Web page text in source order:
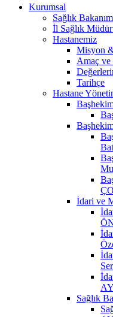
Kurumsal
Sağlık
İl Sağlık
Hastanemiz
Misyon
Amaç
Tarihçe
Hastane
İdari ve
Sağlık